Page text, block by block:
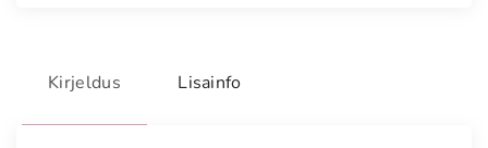
n
p
Kirjeldus Lisainfo